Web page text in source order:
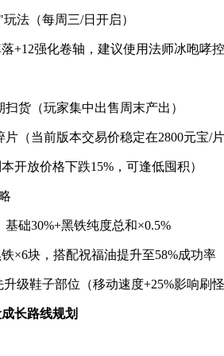
法（每周三/日开启）
+12强化卷轴，建议使用法师冰咆哮
货（玩家集中出售周末产出）
（当前版本交易价稳定在2800元宝/片
开放价格下跌15%，可逢低囤积）
础30%+黑铁纯度总和×0.5%
×6块，搭配祝福油提升至58%成功率
级鞋子部位（移动速度+25%影响刷怪
长路线规划